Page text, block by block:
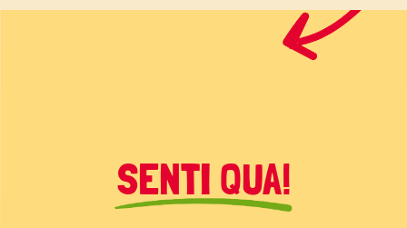
SENTI QUA!